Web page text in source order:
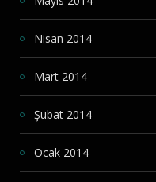
Nisan 2014
Mart 2014
Şubat 2014
Ocak 2014